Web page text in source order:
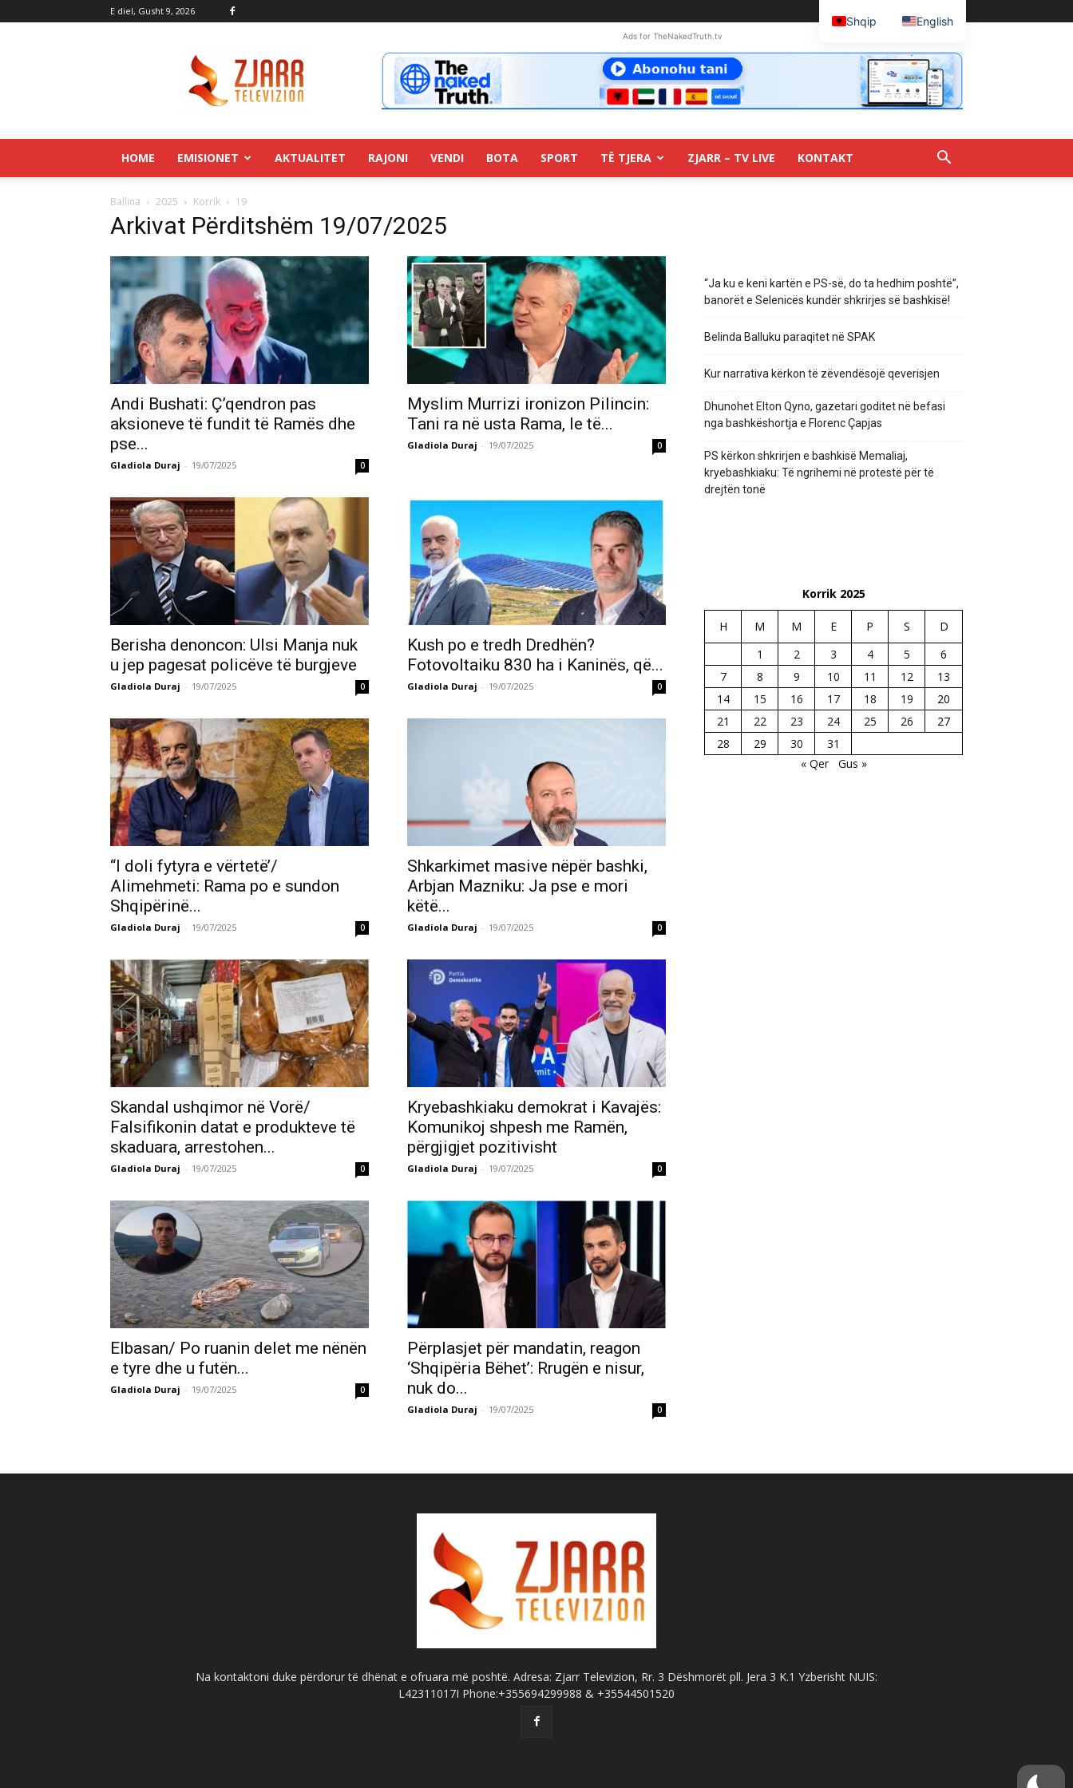
E diel, Gusht 9, 2026
Ads for TheNakedTruth.tv
HOME EMISIONET AKTUALITET RAJONI VENDI BOTA SPORT TË TJERA ZJARR – TV LIVE KONTAKT
Ballina 2025 Korrik 19
Arkivat Përditshëm 19/07/2025
Andi Bushati: Ç’qendron pas
aksioneve të fundit të Ramës dhe
pse...
Gladiola Duraj - 19/07/2025 0
Myslim Murrizi ironizon Pilincin:
Tani ra në usta Rama, le të...
Gladiola Duraj - 19/07/2025 0
Berisha denoncon: Ulsi Manja nuk
u jep pagesat policëve të burgjeve
Gladiola Duraj - 19/07/2025 0
Kush po e tredh Dredhën?
Fotovoltaiku 830 ha i Kaninës, që...
Gladiola Duraj - 19/07/2025 0
“I doli fytyra e vërtetë’/
Alimehmeti: Rama po e sundon
Shqipërinë...
Gladiola Duraj - 19/07/2025 0
Shkarkimet masive nëpër bashki,
Arbjan Mazniku: Ja pse e mori
këtë...
Gladiola Duraj - 19/07/2025 0
Skandal ushqimor në Vorë/
Falsifikonin datat e produkteve të
skaduara, arrestohen...
Gladiola Duraj - 19/07/2025 0
Kryebashkiaku demokrat i Kavajës:
Komunikoj shpesh me Ramën,
përgjigjet pozitivisht
Gladiola Duraj - 19/07/2025 0
Elbasan/ Po ruanin delet me nënën
e tyre dhe u futën...
Gladiola Duraj - 19/07/2025 0
Përplasjet për mandatin, reagon
‘Shqipëria Bëhet’: Rrugën e nisur,
nuk do...
Gladiola Duraj - 19/07/2025 0
“Ja ku e keni kartën e PS-së, do ta hedhim poshtë”,
banorët e Selenicës kundër shkrirjes së bashkisë!
Belinda Balluku paraqitet në SPAK
Kur narrativa kërkon të zëvendësojë qeverisjen
Dhunohet Elton Qyno, gazetari goditet në befasi
nga bashkëshortja e Florenc Çapjas
PS kërkon shkrirjen e bashkisë Memaliaj,
kryebashkiaku: Të ngrihemi në protestë për të
drejtën tonë
Korrik 2025
H M M E P S
D
1
2 3 4 5
6
7
8 9 10 11 12
13
14
15 16 17 18 19
20
21
22 23 24 25 26
27
28
29 30
31
« Qer
Gus »
Na kontaktoni duke përdorur të dhënat e ofruara më poshtë. Adresa: Zjarr Televizion, Rr. 3 Dëshmorët pll. Jera 3 K.1 Yzberisht NUIS:
L42311017I Phone:+355694299988 & +35544501520
Shqip English